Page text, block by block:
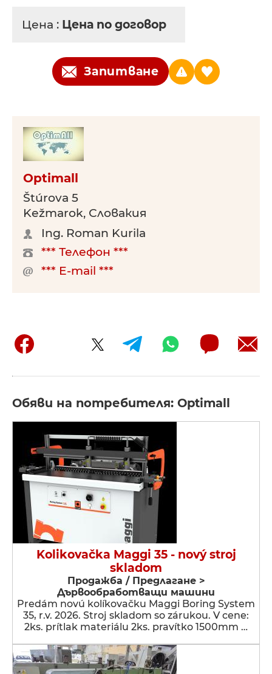
Цена : Цена по договор
Запитване
Optimall
Štúrova 5
Kežmarok, Словакия
Ing. Roman Kurila
*** Телефон ***
*** E-mail ***
Обяви на потребителя: Optimall
Kolikovačka Maggi 35 - nový stroj
skladom
Продажба / Предлагане >
Дървообработващи машини
Predám novú kolíkovačku Maggi Boring System
35, r.v. 2026. Stroj skladom so zárukou. V cene:
2ks. prítlak materiálu 2ks. pravítko 1500mm …